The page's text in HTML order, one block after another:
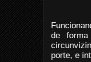
de
porte, e